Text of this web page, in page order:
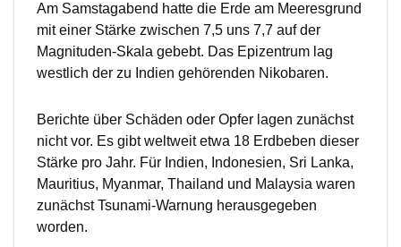
Am Samstagabend hatte die Erde am Meeresgrund
mit einer Stärke zwischen 7,5 uns 7,7 auf der
Magnituden-Skala gebebt. Das Epizentrum lag
westlich der zu Indien gehörenden Nikobaren.
Berichte über Schäden oder Opfer lagen zunächst
nicht vor. Es gibt weltweit etwa 18 Erdbeben dieser
Stärke pro Jahr. Für Indien, Indonesien, Sri Lanka,
Mauritius, Myanmar, Thailand und Malaysia waren
zunächst Tsunami-Warnung herausgegeben
worden.